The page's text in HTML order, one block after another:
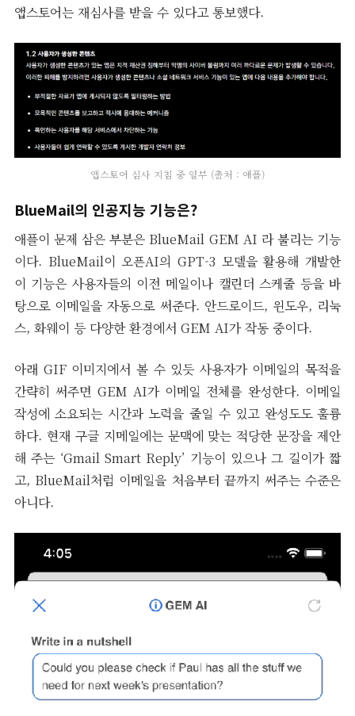
앱스토어는 재심사를 받을 수 있다고 통보했다.
앱스토어 심사 지침 중 일부 (출처 : 애플)
BlueMail의 인공지능 기능은?
애플이 문제 삼은 부분은 BlueMail GEM AI 라 불리는 기능
이다. BlueMail이 오픈AI의 GPT-3 모델을 활용해 개발한
이 기능은 사용자들의 이전 메일이나 캘린더 스케줄 등을 바
탕으로 이메일을 자동으로 써준다. 안드로이드, 윈도우, 리눅
스, 화웨이 등 다양한 환경에서 GEM AI가 작동 중이다.
아래 GIF 이미지에서 볼 수 있듯 사용자가 이메일의 목적을
간략히 써주면 GEM AI가 이메일 전체를 완성한다. 이메일
작성에 소요되는 시간과 노력을 줄일 수 있고 완성도도 훌륭
하다. 현재 구글 지메일에는 문맥에 맞는 적당한 문장을 제안
해 주는 ‘Gmail Smart Reply’ 기능이 있으나 그 길이가 짧
고, BlueMail처럼 이메일을 처음부터 끝까지 써주는 수준은
아니다.